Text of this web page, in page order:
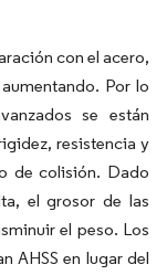
con el acero,
Por lo
se están
resistencia y
de colisión. Dado
el grosor de las
el peso. Los
AHSS en lugar del